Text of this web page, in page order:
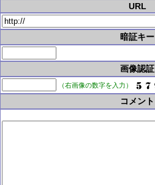
URL
暗証キー
画像認証
（右画像の数字を入力）
コメント